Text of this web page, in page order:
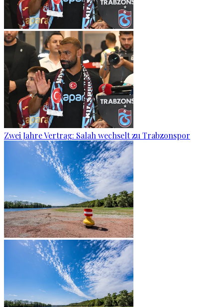
Zwei Jahre Vertrag: Salah wechselt zu Trabzonspor